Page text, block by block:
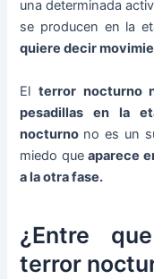
una determinada
se producen en la
quiere decir
Elterror nocturno
pesadillas en la
nocturno no es un
miedo que aparece
a la otra fase.
¿Entre
terror